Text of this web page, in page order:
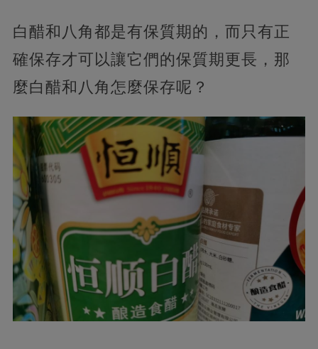
白醋和八角都是有保質期的，而只有正
確保存才可以讓它們的保質期更長，那
麼白醋和八角怎麼保存呢？